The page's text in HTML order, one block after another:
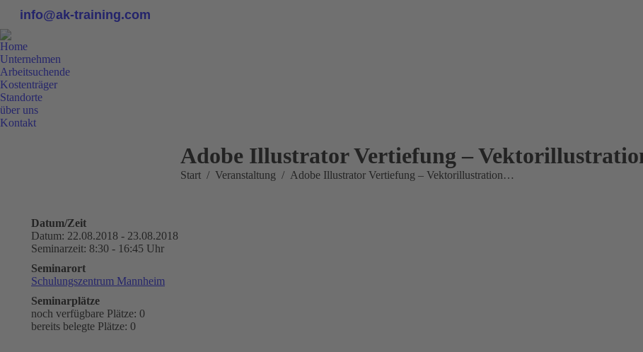
info@ak-training.com
Home
Unternehmen
Arbeitsuchende
Kostenträger
Standorte
über uns
Kontakt
Adobe Illustrator Vertiefung –
Sie befinden sich hier:
Start Veranstaltung Adobe Illustrator Vertiefung – Vektorillustration…
Datum/Zeit
Datum: 22.08.2018 - 23.08.2018
Seminarzeit: 8:30 - 16:45 Uhr
Seminarort
Schulungszentrum Mannheim
Seminarplätze
noch verfügbare Plätze: 0
bereits belegte Plätze: 0